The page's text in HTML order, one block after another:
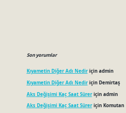
Son yorumlar
Kıyametin Diğer Adı Nediriçin admin
Kıyametin Diğer Adı Nediriçin Demirtaş
Aks Değişimi Kaç Saat Süreriçin admin
Aks Değişimi Kaç Saat Süreriçin Komutan